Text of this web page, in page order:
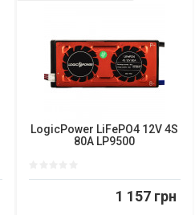
LogicPower LiFePO4 12V 4S
80A LP9500
1 157 грн